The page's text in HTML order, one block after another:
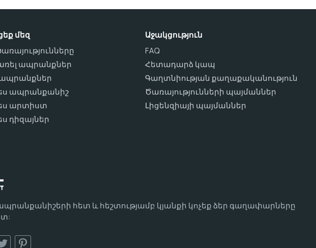
հետ և հեշտությամբ կյանքի կոչեք ձեր գաղափարները
մեզ
ապրանքներ
ապրանքներ
ապրանքանիշ
արտիստ
դիզայներ
Աջակցություն
FAQ
Հետադարձ կապ
Գաղտնիության քաղաքականություն
Ծառայությունների պայմաններ
Լիցենզիայի պայմաններ